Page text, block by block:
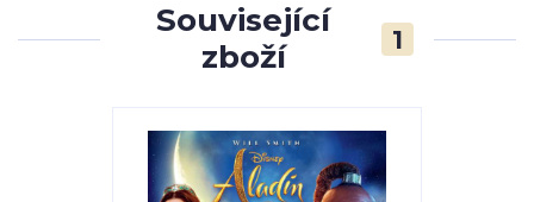
Související
zboží
1